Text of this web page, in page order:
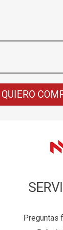
QUIERO
Preguntas